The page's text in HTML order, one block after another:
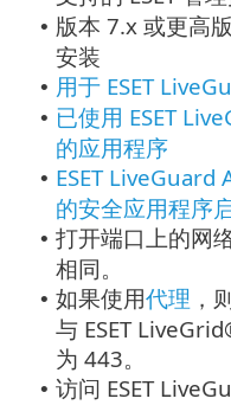
• 版本 7.x 或更高
安装
• 用于 ESET
• 已使用 ESET
的应用程序
• ESET LiveGuard
的安全应用程序
• 打开端口上的网
相同。
• 如果使用代理 ，
与 ESET
为 443。
• 访问 ESET